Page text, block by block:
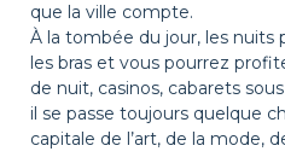
que la ville compte.
À la tombée du jour, les nuits
les bras et vous pourrez
de nuit, casinos, cabarets
il se passe toujours quelque
capitale de l’art, de la mode,